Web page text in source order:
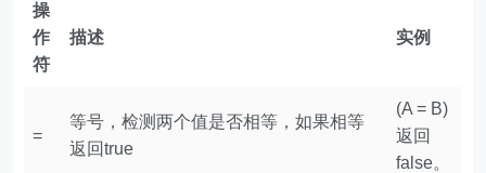
操
作
符
描述 实例
=
等号，检测两个值是否相等，如果相等
返回true
(A = B)
返回
false。